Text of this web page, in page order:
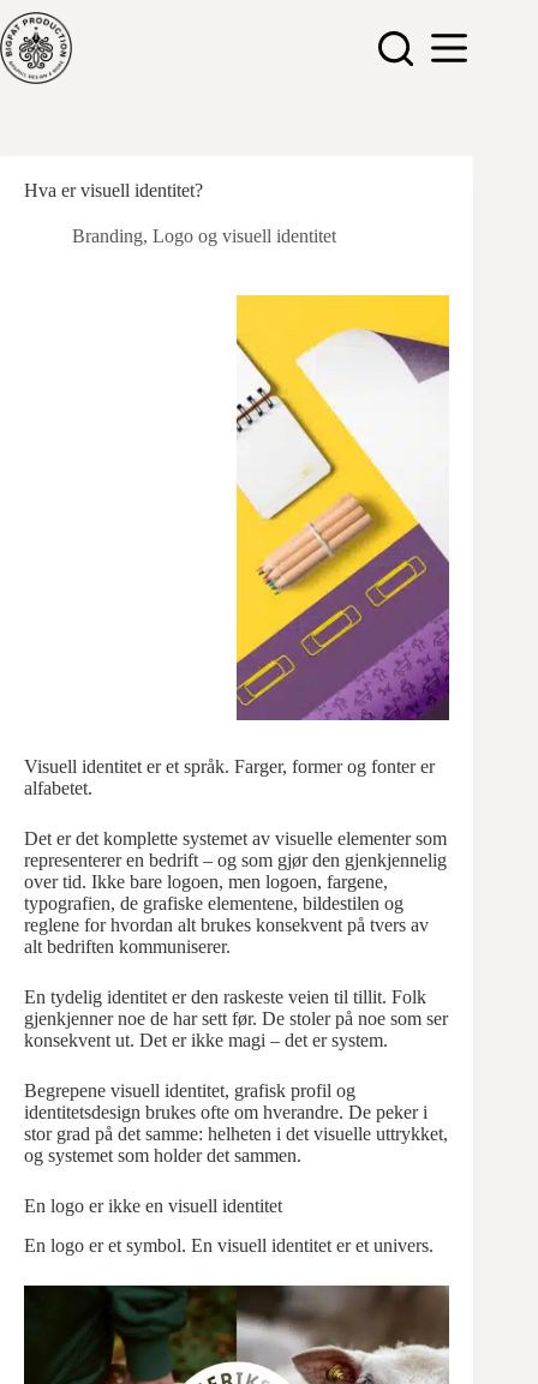
Hopp
til
innholdet
Hva er visuell identitet?
Branding, Logo og visuell identitet
Visuell identitet er et språk. Farger, former og fonter er
alfabetet.
Det er det komplette systemet av visuelle elementer som
representerer en bedrift – og som gjør den gjenkjennelig
over tid. Ikke bare logoen, men logoen, fargene,
typografien, de grafiske elementene, bildestilen og
reglene for hvordan alt brukes konsekvent på tvers av
alt bedriften kommuniserer.
En tydelig identitet er den raskeste veien til tillit. Folk
gjenkjenner noe de har sett før. De stoler på noe som ser
konsekvent ut. Det er ikke magi – det er system.
Begrepene visuell identitet, grafisk profil og
identitetsdesign brukes ofte om hverandre. De peker i
stor grad på det samme: helheten i det visuelle uttrykket,
og systemet som holder det sammen.
En logo er ikke en visuell identitet
En logo er et symbol. En visuell identitet er et univers.